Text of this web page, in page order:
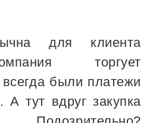
для клиента
торгует
были платежи
А тут вдруг закупка